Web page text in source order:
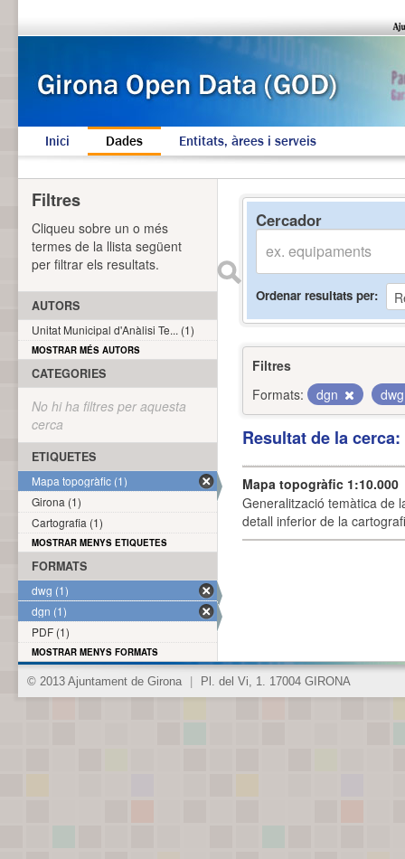
Inici Dades Entitats, àrees i serveis
Cercador
Ordenar resultats per
Filtres
Formats:
dgn
Resultat de la
Mapa topogràfic 1:10.000
Generalització temàtica de
detall inferior de la
Filtres
Cliqueu sobre un o més
termes de la llista següent
per filtrar els resultats.
AUTORS
Unitat Municipal d'Anàlisi Te... (1)
MOSTRAR MÉS AUTORS
CATEGORIES
No hi ha filtres per aquesta
cerca
ETIQUETES
Mapa topogràfic (1)
Girona (1)
Cartografia (1)
MOSTRAR MENYS ETIQUETES
FORMATS
dwg (1)
dgn (1)
PDF (1)
MOSTRAR MENYS FORMATS
© 2013 Ajuntament de Girona Pl. del Vi, 1. 17004 GIRONA